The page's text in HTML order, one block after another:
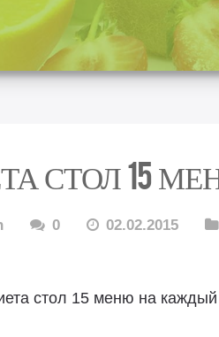
СТОЛ 15
0 02.02.2015
стол 15 меню на